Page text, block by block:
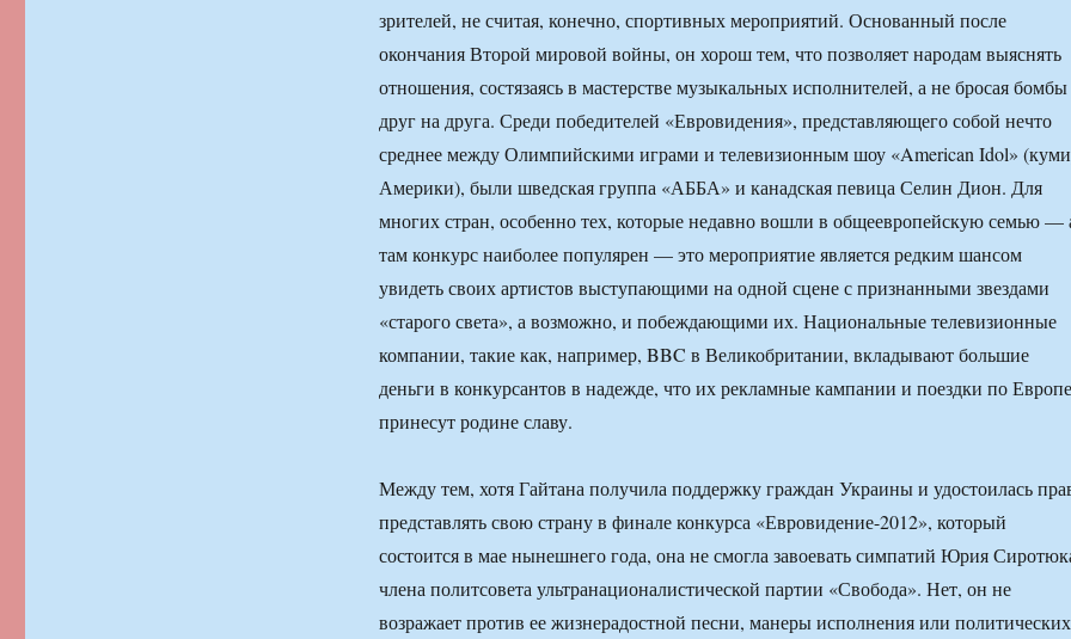
зрителей, не считая, конечно, спортивных мероприятий. Основанный после
окончания Второй мировой войны, он хорош тем, что позволяет народам выяснять
отношения, состязаясь в мастерстве музыкальных исполнителей, а не бросая бомбы
друг на друга. Среди победителей «Евровидения», представляющего собой нечто
среднее между Олимпийскими играми и телевизионным шоу «American Idol»
Америки), были шведская группа «АББА» и канадская певица Селин Дион. Для
многих стран, особенно тех, которые недавно вошли в общеевропейскую семью —
там конкурс наиболее популярен — это мероприятие является редким шансом
увидеть своих артистов выступающими на одной сцене с признанными звездами
«старого света», а возможно, и побеждающими их. Национальные телевизионные
компании, такие как, например, BBC в Великобритании, вкладывают большие
деньги в конкурсантов в надежде, что их рекламные кампании и поездки по Европе
принесут родине славу.
Между тем, хотя Гайтана получила поддержку граждан Украины и удостоилась
представлять свою страну в финале конкурса «Евровидение-2012», который
состоится в мае нынешнего года, она не смогла завоевать симпатий Юрия
члена политсовета ультранационалистической партии «Свобода». Нет, он не
возражает против ее жизнерадостной песни, манеры исполнения или политических